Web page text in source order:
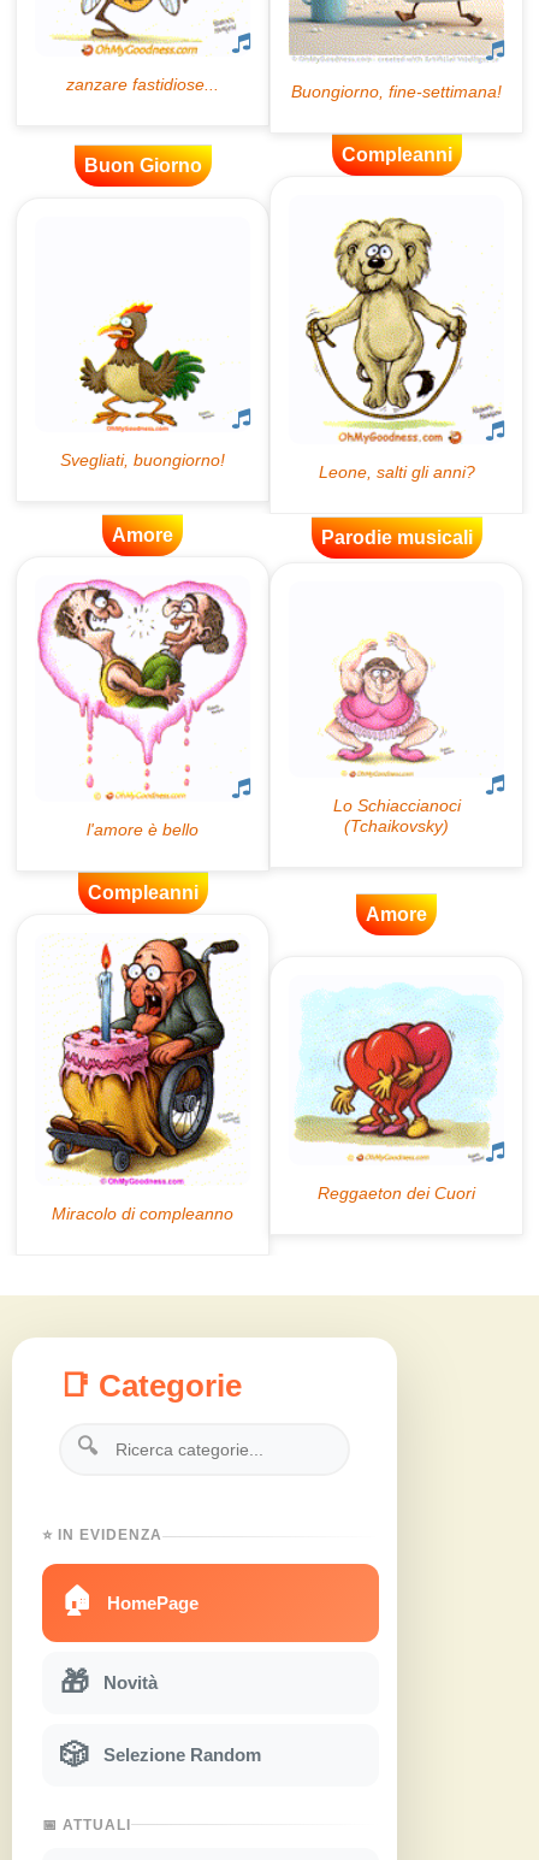
Buon Giorno
Compleanni
Amore Parodie musicali
Compleanni
Amore
📑 Categorie
🔍
⭐ IN EVIDENZA
🏠 HomePage
🎁 Novità
🎲 Selezione Random
📅 ATTUALI